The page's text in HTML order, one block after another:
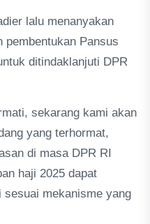
lalu menanyakan
pembentukan Pansus
ditindaklanjuti DPR
sekarang kami akan
yang terhormat,
di masa DPR RI
haji 2025 dapat
mekanisme yang